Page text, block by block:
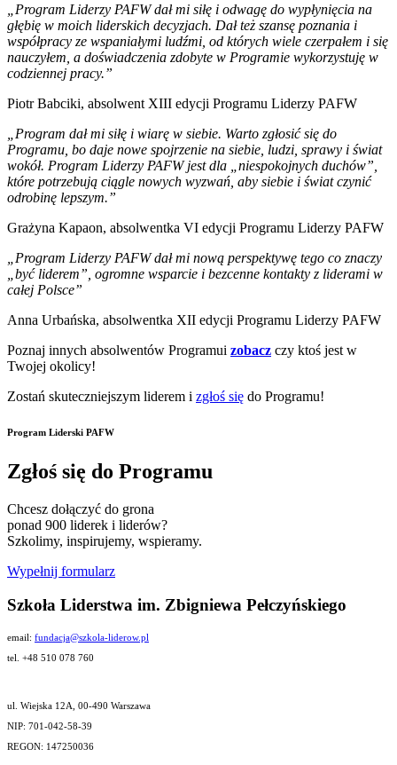
„Program Liderzy PAFW dał mi siłę i odwagę do wypłynięcia na
głębię w moich liderskich decyzjach. Dał też szansę poznania i
współpracy ze wspaniałymi ludźmi, od których wiele czerpałem i się
nauczyłem, a doświadczenia zdobyte w Programie wykorzystuję w
codziennej pracy.”
Piotr Babciki, absolwent XIII edycji Programu Liderzy PAFW
„Program dał mi siłę i wiarę w siebie. Warto zgłosić się do
Programu, bo daje nowe spojrzenie na siebie, ludzi, sprawy i świat
wokół. Program Liderzy PAFW jest dla „niespokojnych duchów”,
które potrzebują ciągle nowych wyzwań, aby siebie i świat czynić
odrobinę lepszym.”
Grażyna Kapaon, absolwentka VI edycji Programu Liderzy PAFW
„Program Liderzy PAFW dał mi nową perspektywę tego co znaczy
„być liderem”, ogromne wsparcie i bezcenne kontakty z liderami w
całej Polsce”
Anna Urbańska, absolwentka XII edycji Programu Liderzy PAFW
Poznaj innych absolwentów Programui zobacz czy ktoś jest w
Twojej okolicy!
Zostań skuteczniejszym liderem i zgłoś się do Programu!
Program Liderski PAFW
Zgłoś się do Programu
Chcesz dołączyć do grona
ponad 900 liderek i liderów?
Szkolimy, inspirujemy, wspieramy.
Wypełnij formularz
Szkoła Liderstwa im. Zbigniewa Pełczyńskiego
email: fundacja@szkola-liderow.pl
tel. +48 510 078 760
ul. Wiejska 12A, 00-490 Warszawa
NIP: 701-042-58-39
REGON: 147250036